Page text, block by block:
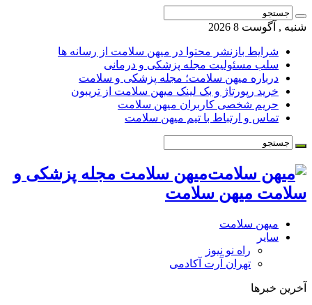
شنبه , آگوست 8 2026
شرایط بازنشر محتوا در میهن سلامت از رسانه ها
سلب مسئولیت مجله پزشکی و درمانی
درباره میهن سلامت؛ مجله پزشکی و سلامت
خرید رپورتاژ و بک لینک میهن سلامت از تریبون
حریم شخصی کاربران میهن سلامت
تماس و ارتباط با تیم میهن سلامت
میهن سلامت مجله پزشکی و
سلامت میهن سلامت
میهن سلامت
سایر
راه نو نیوز
تهران آرت آکادمی
آخرین خبرها